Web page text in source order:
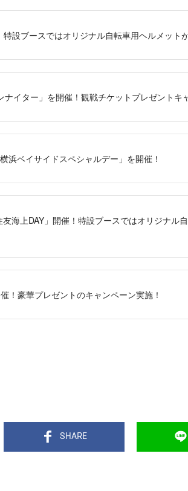
設ブースではオリジナル自転車用ヘルメット
イター」を開催！観戦チケットプレゼントキ
浜ベイサイドスペシャルデー」を開催！
海上DAY」開催！特設ブースではオリジナル
！豪華プレゼントのキャンペーン実施！
SHARE